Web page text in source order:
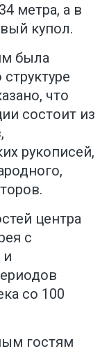
метра, а в
купол.
была
что
состоит из
рукописей,
центра
с
и
со 100
гостям